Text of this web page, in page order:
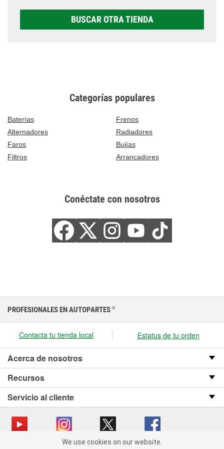
BUSCAR OTRA TIENDA
Categorías populares
Baterías
Frenos
Alternadores
Radiadores
Faros
Bujías
Filtros
Arrancadores
Conéctate con nosotros
We use cookies on our website. By clicking "Accept", you consent
PROFESIONALES EN AUTOPARTES ®
Contacta tu tienda local Estatus de tu orden
Acerca de nosotros
Recursos
Servicio al cliente
We use cookies on our website.